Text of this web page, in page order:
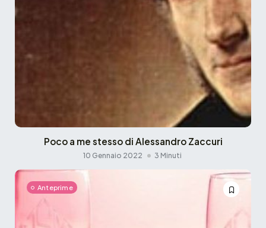
Poco a me stesso di Alessandro Zaccuri
10 Gennaio 2022 3 Minuti
Anteprime